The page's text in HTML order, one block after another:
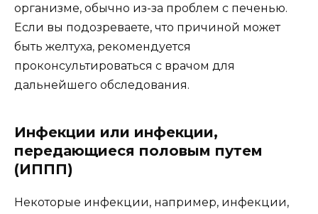
организме, обычно из-за проблем с печенью.
Если вы подозреваете, что причиной может
быть желтуха, рекомендуется
проконсультироваться с врачом для
дальнейшего обследования.
Инфекции или инфекции,
передающиеся половым путем
(ИППП)
Некоторые инфекции, например, инфекции,